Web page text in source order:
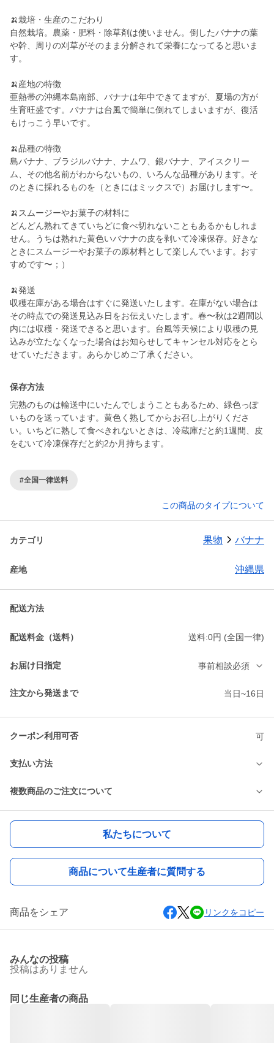
🍌栽培・生産のこだわり
自然栽培。農薬・肥料・除草剤は使いません。倒したバナナの葉
や幹、周りの刈草がそのまま分解されて栄養になってると思いま
す。
🍌産地の特徴
亜熱帯の沖縄本島南部、バナナは年中できてますが、夏場の方が
生育旺盛です。バナナは台風で簡単に倒れてしまいますが、復活
もけっこう早いです。
🍌品種の特徴
島バナナ、ブラジルバナナ、ナムワ、銀バナナ、アイスクリー
ム、その他名前がわからないもの、いろんな品種があります。そ
のときに採れるものを（ときにはミックスで）お届けします〜。
🍌スムージーやお菓子の材料に
どんどん熟れてきていちどに食べ切れないこともあるかもしれま
せん。うちは熟れた黄色いバナナの皮を剥いて冷凍保存。好きな
ときにスムージーやお菓子の原材料として楽しんでいます。おす
すめです〜；）
🍌発送
収穫在庫がある場合はすぐに発送いたします。在庫がない場合は
その時点での発送見込み日をお伝えいたします。春〜秋は2週間以
内には収穫・発送できると思います。台風等天候により収穫の見
込みが立たなくなった場合はお知らせしてキャンセル対応をとら
せていただきます。あらかじめご了承ください。
保存方法
完熟のものは輸送中にいたんでしまうこともあるため、緑色っぽ
いものを送っています。黄色く熟してからお召し上がりくださ
い。いちどに熟して食べきれないときは、冷蔵庫だと約1週間、皮
をむいて冷凍保存だと約2か月持ちます。
#全国一律送料
この商品のタイプについて
カテゴリ 果物 バナナ
産地 沖縄県
配送方法
配送料金（送料） 送料:0円 (全国一律)
お届け日指定 事前相談必須
注文から発送まで 当日~16日
クーポン利用可否 可
支払い方法
複数商品のご注文について
私たちについて
商品について生産者に質問する
商品をシェア リンクをコピー
みんなの投稿
投稿はありません
同じ生産者の商品